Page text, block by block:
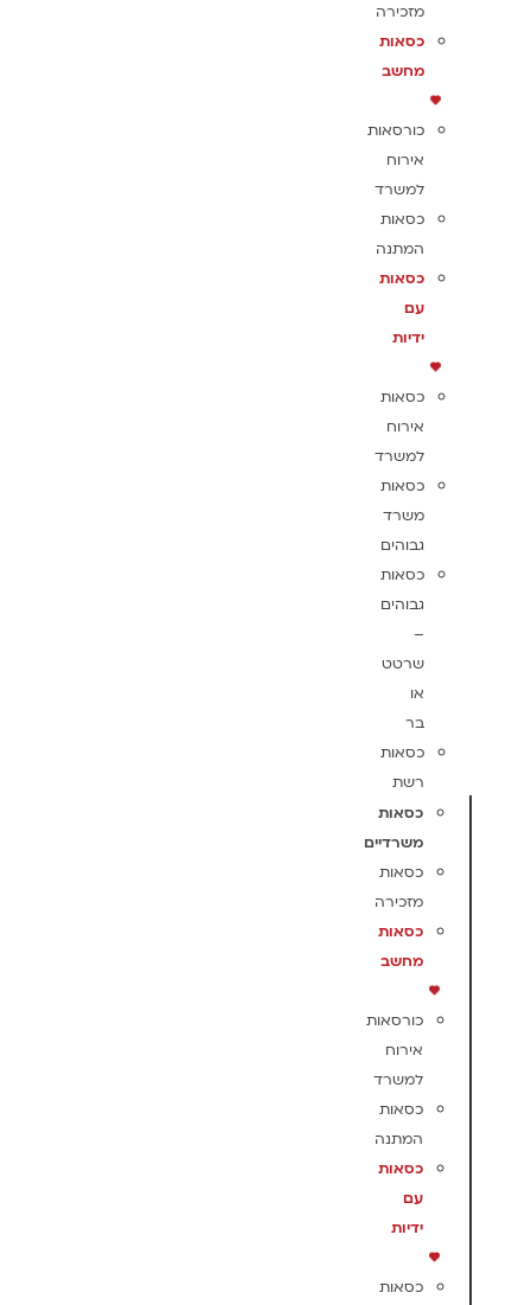
מזכירה
כסאות
מחשב
כורסאות
אירוח
למשרד
כסאות
המתנה
כסאות
עם
ידיות
כסאות
אירוח
למשרד
כסאות
משרד
גבוהים
כסאות
גבוהים
–
שרטט
או
בר
כסאות
רשת
כסאות
משרדיים
כסאות
מזכירה
כסאות
מחשב
כורסאות
אירוח
למשרד
כסאות
המתנה
כסאות
עם
ידיות
כסאות